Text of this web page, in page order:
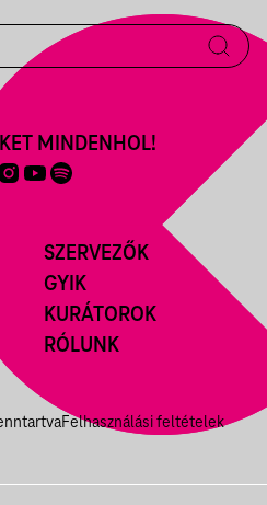
SZERVEZŐK
GYIK
KURÁTOROK
RÓLUNK
MINDENHOL!
Felhasználási feltételek